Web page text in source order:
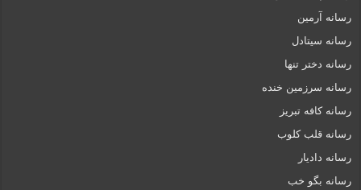
رسانه آرمین
رسانه سیتادل
رسانه دختر تنها
رسانه سرزمین خنده
رسانه کافه تبریز
رسانه قلب کلوب
رسانه دادیار
رسانه بگو خب